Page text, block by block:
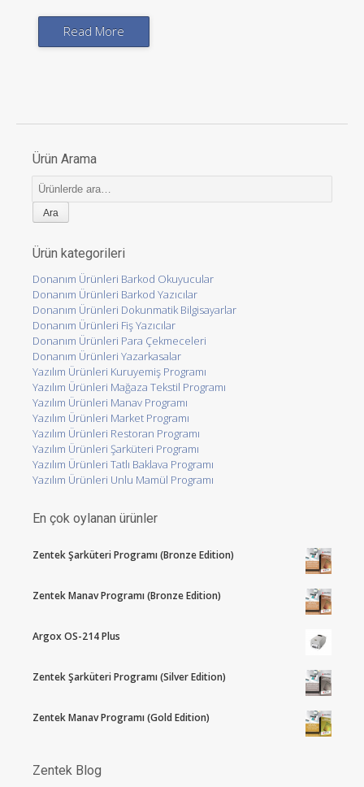
Read More
Ürün Arama
Ara:
Ürün kategorileri
Donanım Ürünleri Barkod Okuyucular
Donanım Ürünleri Barkod Yazıcılar
Donanım Ürünleri Dokunmatik Bilgisayarlar
Donanım Ürünleri Fiş Yazıcılar
Donanım Ürünleri Para Çekmeceleri
Donanım Ürünleri Yazarkasalar
Yazılım Ürünleri Kuruyemiş Programı
Yazılım Ürünleri Mağaza Tekstil Programı
Yazılım Ürünleri Manav Programı
Yazılım Ürünleri Market Programı
Yazılım Ürünleri Restoran Programı
Yazılım Ürünleri Şarküteri Programı
Yazılım Ürünleri Tatlı Baklava Programı
Yazılım Ürünleri Unlu Mamül Programı
En çok oylanan ürünler
Zentek Şarküteri Programı (Bronze Edition)
Zentek Manav Programı (Bronze Edition)
Argox OS-214 Plus
Zentek Şarküteri Programı (Silver Edition)
Zentek Manav Programı (Gold Edition)
Zentek Blog